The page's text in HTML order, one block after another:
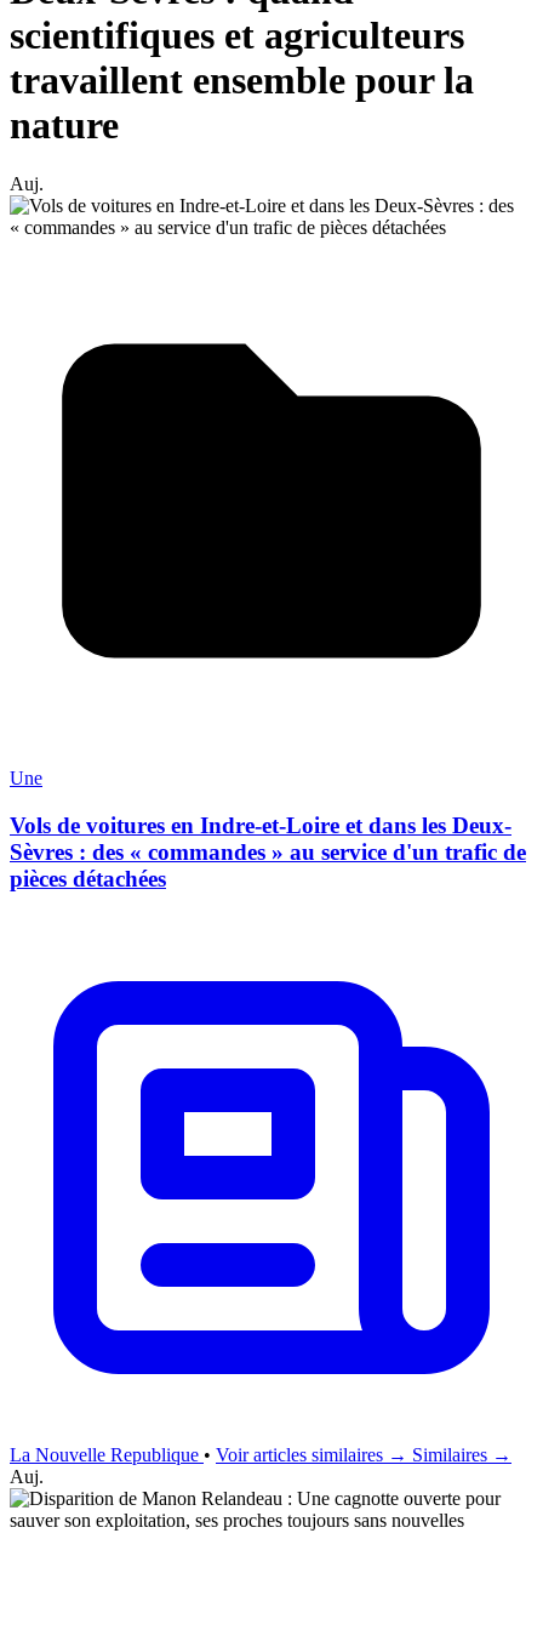
scientifiques et agriculteurs
travaillent ensemble pour la
nature
Auj.
Une
Vols de voitures en Indre-et-Loire et dans les Deux-
Sèvres : des « commandes » au service d'un trafic de
pièces détachées
La Nouvelle Republique • Voir articles similaires → Similaires →
Auj.